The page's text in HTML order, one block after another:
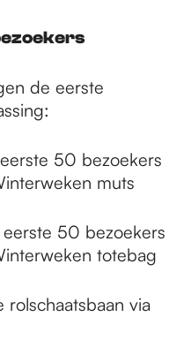
de eerste
50 bezoekers
muts
50 bezoekers
totebag
via